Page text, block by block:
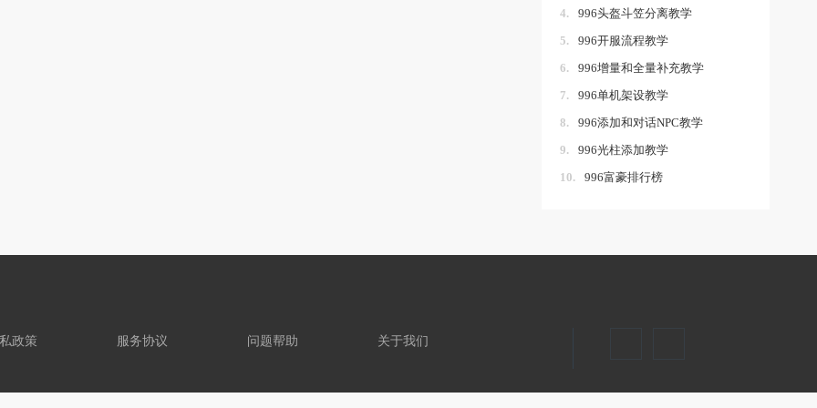
4.
996头盔斗笠分离教学
5.
996开服流程教学
6.
996增量和全量补充教学
7.
996单机架设教学
8.
996添加和对话NPC教学
9.
996光柱添加教学
10.
996富豪排行榜
政策 服务协议 问题帮助 关于我们